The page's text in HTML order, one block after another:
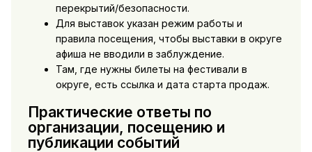
перекрытий/безопасности.
Для выставок указан режим работы и
правила посещения, чтобы выставки в округе
афиша не вводили в заблуждение.
Там, где нужны билеты на фестивали в
округе, есть ссылка и дата старта продаж.
Практические ответы по
организации, посещению и
публикации событий